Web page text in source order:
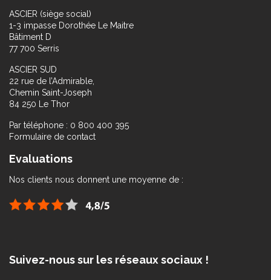
ASCIER (siège social)
1-3 impasse Dorothée Le Maitre
Bâtiment D
77 700 Serris
ASCIER SUD
22 rue de l’Admirable,
Chemin Saint-Joseph
84 250 Le Thor
Par téléphone : 0 800 400 395
Formulaire de contact
Evaluations
Nos clients nous donnent une moyenne de :
Suivez-nous sur les réseaux sociaux !